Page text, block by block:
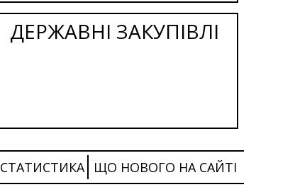
ДЕРЖАВНІ ЗАКУПІВЛІ
СТАТИСТИКА ЩО НОВОГО НА САЙТІ